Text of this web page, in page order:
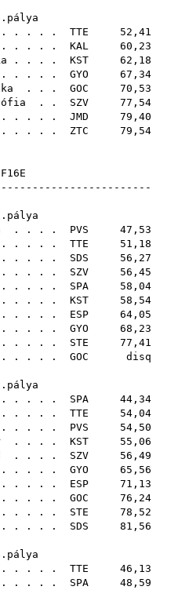
. . . . TTE 52,41
. . . . . KAL 60,23
. . . . KST 62,18
. . . . GYO 67,34
. . . GOC 70,53
. . SZV 77,54
. . . . . JMD 79,40
. . . . ZTC 79,54
F16E
. . . . PVS 47,53
. . . . TTE 51,18
. . . . SDS 56,27
. . . . SZV 56,45
. . . . SPA 58,04
. . . . KST 58,54
. . . . ESP 64,05
. . . . GYO 68,23
. . . . . STE 77,41
. . . . GOC disq
. . . . SPA 44,34
. . . . TTE 54,04
. . . . . PVS 54,50
. . . . KST 55,06
. . . . SZV 56,49
. . . . . GYO 65,56
. . . . ESP 71,13
. . . . . GOC 76,24
. . . . STE 78,52
. . . . SDS 81,56
. . . . . TTE 46,13
. . . . . SPA 48,59